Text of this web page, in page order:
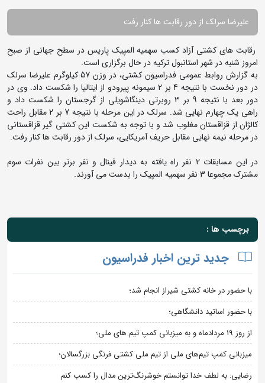
علیرضا سرلک از دور رقابت ها کنار رفت
رقابت های کشتی آزاد کسب سهمیه المپیک پاریس در سطح جهانی از صبح
امروز شنبه در شهر استانبول ترکیه در حال برگزاری است.
به گزارش روابط عمومی فدراسیون کشتی، در وزن 57 کیلوگرم علیرضا سرلک
در دور نخست با نتیجه 4 بر 2 سیمونه پیرودو از ایتالیا را شکست داد. وی در
دور بعد با نتیجه 9 بر 3 روبرتی دینگاشویلی از گرجستان را شکست داد و
راهی یک چهارم نهایی شد. سرلک در این مرحله با نتیجه 7 بر 2 مقابل راحت
کالژان از قزاقستان مغلوب شد و با توجه به شکست این کشتی گیر قزاقستانی
در مرحله نیمه نهایی مقابل حریف آمریکایی، سرلک از دور رقابت ها کنار رفت.
در این مسابقات 2 نفر راه یافته به دیدار فینال و نفر برتر بین نفرات سوم
مشترک مجموعا 3 نفر سهمیه المپیک را بدست می آورند.
برچسب ها :
جدید ترین اخبار فدراسیون
با حضور در خانه کشتی شیراز انجام شد؛
با حضور اساتید دانشگاهی؛
از روز 19 مردادماه و به میزبانی کمپ تیم های ملی؛
میزبانی کمپ تیم‌های ملی از تیم ملی کشتی فرنگی بزرگسالان؛
رضایی: به لطف خدا توانستم خوشرنگ‌ترین مدال را کسب کنم